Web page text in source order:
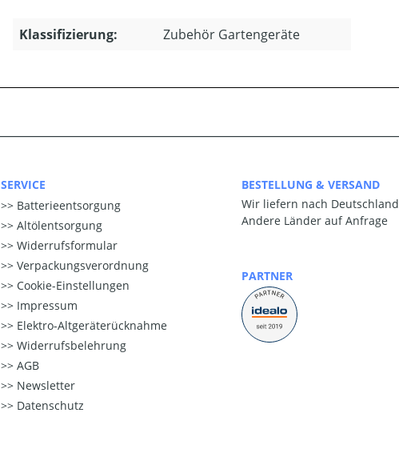
Klassifizierung: Zubehör Gartengeräte
SERVICE
Batterieentsorgung
Altölentsorgung
Widerrufsformular
Verpackungsverordnung
Cookie-Einstellungen
Impressum
Elektro-Altgeräterücknahme
Widerrufsbelehrung
AGB
Newsletter
Datenschutz
BESTELLUNG & VERSAND
Wir liefern nach Deutschland
Andere Länder auf Anfrage
PARTNER